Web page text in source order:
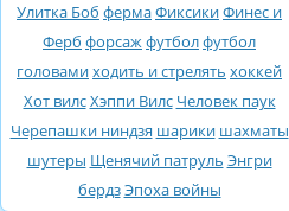
Улитка Боб фермаФиксикиФинес и
Ферб форсажфутболфутбол
головамиходить и стрелять хоккей
Хот вилсХэппи Вилс Человек паук
Черепашки ниндзя шарики шахматы
шутеры Щенячий патруль Энгри
бердзЭпоха войны